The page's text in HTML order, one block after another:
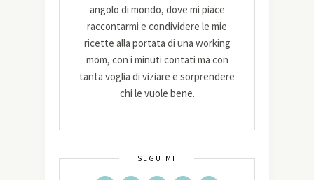
angolo di mondo, dove mi piace
raccontarmi e condividere le mie
ricette alla portata di una working
mom, con i minuti contati ma con
tanta voglia di viziare e sorprendere
chi le vuole bene.
SEGUIMI